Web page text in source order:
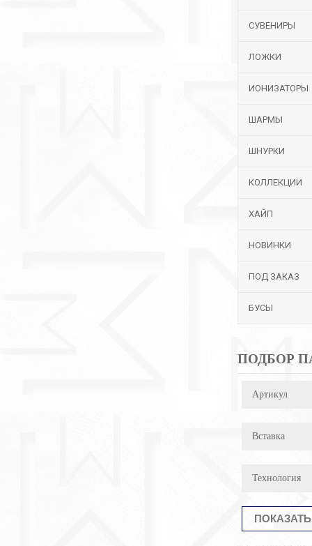
СУВЕНИРЫ
ЛОЖКИ
ИОНИЗАТОРЫ
ШАРМЫ
ШНУРКИ
КОЛЛЕКЦИИ
ХАЙП
НОВИНКИ
ПОД ЗАКАЗ
БУСЫ
ПОДБОР
Артикул
Вставка
Технология